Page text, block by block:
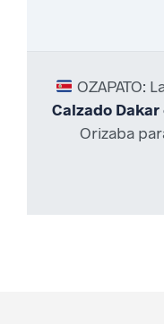
OZAPATO:
Calzado Dakar
Orizaba